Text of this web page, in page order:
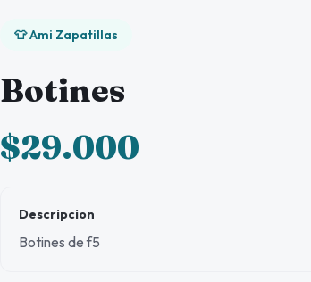
👕 Ami Zapatillas
Botines
$29.000
Descripcion
Botines de f5